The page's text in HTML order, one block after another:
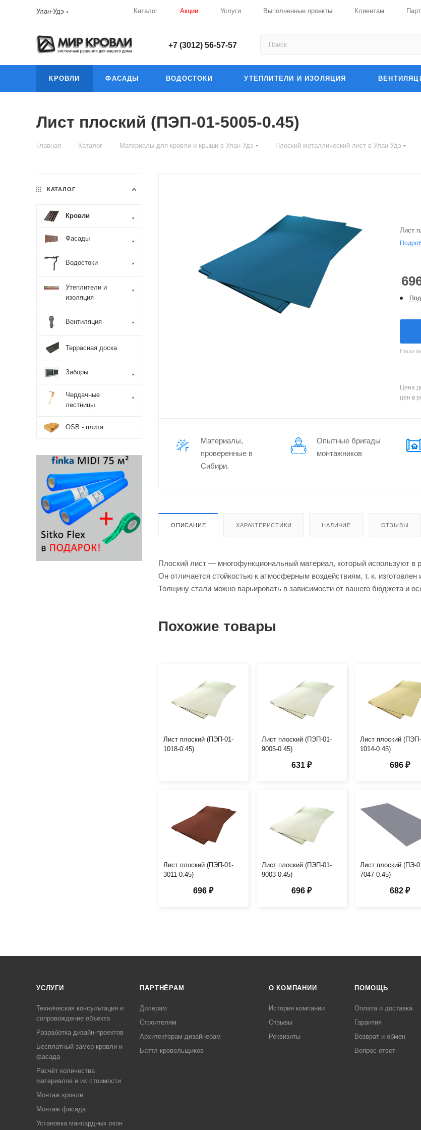
Улан-Удэ Каталог Акции Услуги Выполненные проекты Клиентам
+7 (3012) 56-57-57
КРОВЛИ ФАСАДЫ ВОДОСТОКИ УТЕПЛИТЕЛИ И ИЗОЛЯЦИЯ
Лист плоский (ПЭП-01-5005-0.45)
Главная — Каталог — Материалы для кровли и крыши в Улан-Удэ — Плоский металлический лист в Улан-Удэ —
Лист
Наши
Цена
цен в
Материалы,
проверенные в
Сибири.
Опытные бригады
монтажников
ОПИСАНИЕ ХАРАКТЕРИСТИКИ НАЛИЧИЕ ОТЗЫВЫ
Плоский лист ― многофункциональный материал, который используют в
Он отличается стойкостью к атмосферным воздействиям, т. к.
Толщину стали можно варьировать в зависимости от вашего бюджета и
Похожие товары
Лист плоский (ПЭП-01-
1018-0.45)
Лист плоский (ПЭП-01-
9005-0.45)
631 ₽
Лист плоский
1014-0.45)
696 ₽
Лист плоский (ПЭП-01-
3011-0.45)
696 ₽
Лист плоский (ПЭП-01-
9003-0.45)
696 ₽
Лист плоский (ПЭ-
7047-0.45)
682 ₽
КАТАЛОГ
Кровли
Фасады
Водостоки
Утеплители и
изоляция
Вентиляция
Террасная доска
Заборы
Чердачные
лестницы
OSB - плита
УСЛУГИ
Техническая консультация и
сопровождение объекта
Разработка дизайн-проектов
Бесплатный замер кровли и
фасада
Расчёт количества
материалов и их стоимости
Монтаж кровли
Монтаж фасада
Установка мансардных окон
ПАРТНЁРАМ
Дилерам
Строителям
Архитекторам-дизайнерам
Баттл кровельщиков
О КОМПАНИИ
История компании
Отзывы
Реквизиты
ПОМОЩЬ
Оплата и доставка
Гарантия
Возврат и обмен
Вопрос-ответ